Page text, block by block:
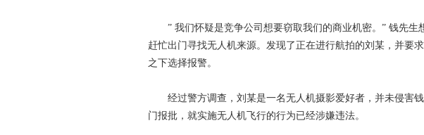
” 我们怀疑是竞争公司想要窃取我们的商业机密。” 钱先生
赶忙出门寻找无人机来源。发现了正在进行航拍的刘某，并要
之下选择报警。
经过警方调查，刘某是一名无人机摄影爱好者，并未侵害钱
门报批，就实施无人机飞行的行为已经涉嫌违法。